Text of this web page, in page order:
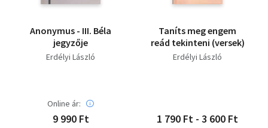
Anonymus - III. Béla
jegyzője
Erdélyi László
Online ár:
9 990 Ft
Taníts meg engem
reád tekinteni (versek)
Erdélyi László
1 790 Ft - 3 600 Ft